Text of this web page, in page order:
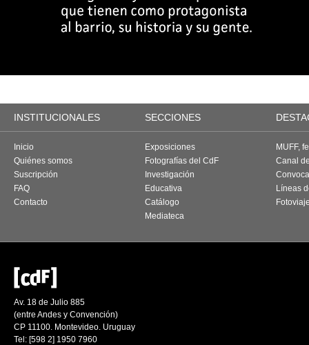
INSTITUCIONALES SECCIONES
Inicio
Quiénes somos
Suscripción
FAQ
Contacto
Exposiciones
Fotografías del CdF
Investigación
Educativa
Catálogo
Mediateca
MUFF,
Canal
Líneas
Av. 18 de Julio 885
(entre Andes y Convención)
CP 11100. Montevideo. Uruguay
Tel: [598 2] 1950 7960